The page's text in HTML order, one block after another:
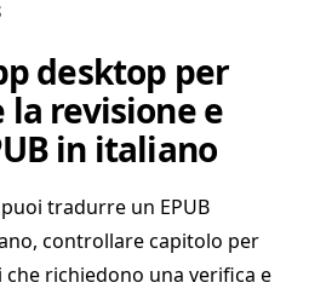
desktop per
revisione e
in italiano
tradurre un EPUB
controllare capitolo per
richiedono una verifica e